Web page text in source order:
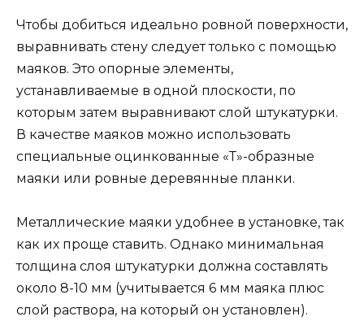
Чтобы добиться идеально ровной поверхности,
выравнивать стену следует только с помощью
маяков. Это опорные элементы,
устанавливаемые в одной плоскости, по
которым затем выравнивают слой штукатурки.
В качестве маяков можно использовать
специальные оцинкованные «Т»-образные
маяки или ровные деревянные планки.
Металлические маяки удобнее в установке, так
как их проще ставить. Однако минимальная
толщина слоя штукатурки должна составлять
около 8-10 мм (учитывается 6 мм маяка плюс
слой раствора, на который он установлен).